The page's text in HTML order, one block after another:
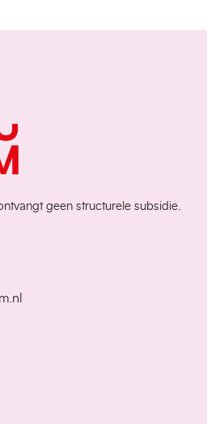
geen structurele subsidie.